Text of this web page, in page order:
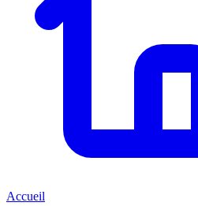
Accueil